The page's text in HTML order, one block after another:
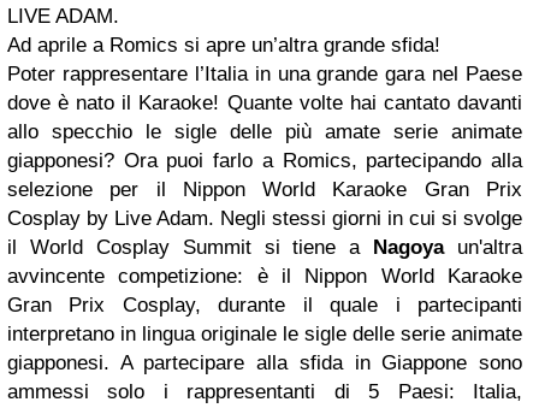
LIVE ADAM.
Ad aprile a Romics si apre un’altra grande sfida!
Poter rappresentare l’Italia in una grande gara nel Paese
dove è nato il Karaoke! Quante volte hai cantato davanti
allo specchio le sigle delle più amate serie animate
giapponesi? Ora puoi farlo a Romics, partecipando alla
selezione per il Nippon World Karaoke Gran Prix
Cosplay by Live Adam. Negli stessi giorni in cui si svolge
il World Cosplay Summit si tiene a Nagoyaun'altra
avvincente competizione: è il Nippon World Karaoke
Gran Prix Cosplay, durante il quale i partecipanti
interpretano in lingua originale le sigle delle serie animate
giapponesi. A partecipare alla sfida in Giappone sono
ammessi solo i rappresentanti di 5 Paesi: Italia,